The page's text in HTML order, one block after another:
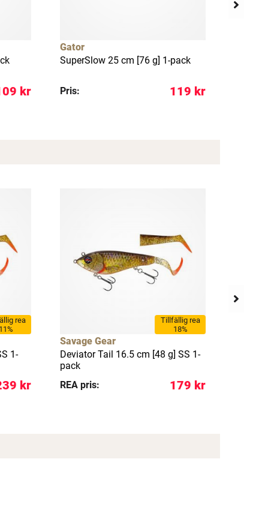
kr
Gator
SuperSlow 25 cm [76 g] 1-pack
Pris: 119 kr
rea
11%
1-
kr
Tillfällig rea
18%
Savage Gear
Deviator Tail 16.5 cm [48 g] SS 1-
pack
REA pris:
179 kr